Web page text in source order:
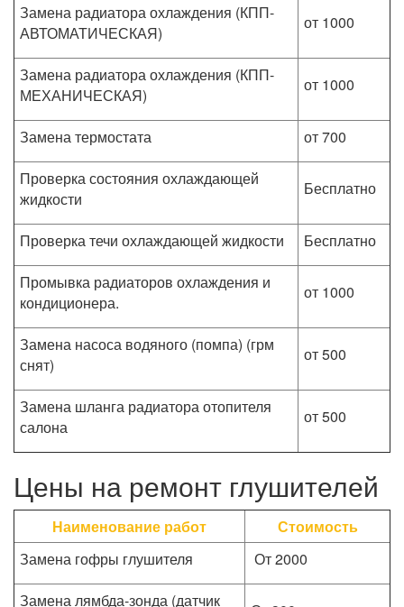
Замена радиатора охлаждения (КПП-
АВТОМАТИЧЕСКАЯ)
от 1000
Замена радиатора охлаждения (КПП-
МЕХАНИЧЕСКАЯ)
от 1000
Замена термостата
от 700
Проверка состояния охлаждающей
жидкости
Бесплатно
Проверка течи охлаждающей жидкости
Бесплатно
Промывка радиаторов охлаждения и
кондиционера.
от 1000
Замена насоса водяного (помпа) (грм
снят)
от 500
Замена шланга радиатора отопителя
салона
от 500
Цены на ремонт глушителей
Наименование работ
Стоимость
Замена гофры глушителя
От 2000
Замена лямбда-зонда (датчик